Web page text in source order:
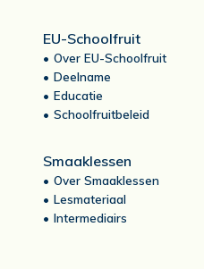
EU-Schoolfruit
Over EU-Schoolfruit
Deelname
Educatie
Schoolfruitbeleid
Smaaklessen
Over Smaaklessen
Lesmateriaal
Intermediairs